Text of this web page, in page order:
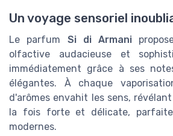
Un voyage sensoriel
Le parfum Si di Armani
olfactive audacieuse et
immédiatement grâce à ses
élégantes. À chaque
d'arômes envahit les sens,
la fois forte et délicate,
modernes.